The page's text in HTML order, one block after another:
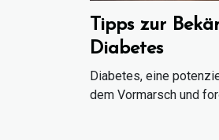
Tipps zur
Diabetes
Diabetes, eine
dem Vormarsch und